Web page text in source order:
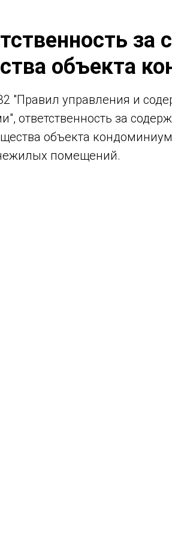
за
объекта
"Правил управления и
ответственность за
объекта
помещений.